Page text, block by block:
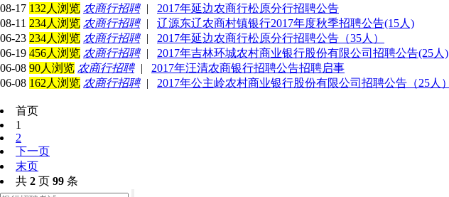
08-17 132人浏览 农商行招聘|
2017年延边农商行松原分行招聘公告
08-11 234人浏览 农商行招聘|
辽源东辽农商村镇银行2017年度秋季招聘公告(15人)
06-23 234人浏览 农商行招聘|
2017年延边农商行松原分行招聘公告（35人）
06-19 456人浏览 农商行招聘|
2017年吉林环城农村商业银行股份有限公司招聘公告(25人)
06-08 90人浏览 农商行招聘|
2017年汪清农商银行招聘公告招聘启事
06-08 162人浏览 农商行招聘| 2017年公主岭农村商业银行股份有限公司招聘公告（25人）
首页
1
2
下一页
末页
共 2 页 99 条